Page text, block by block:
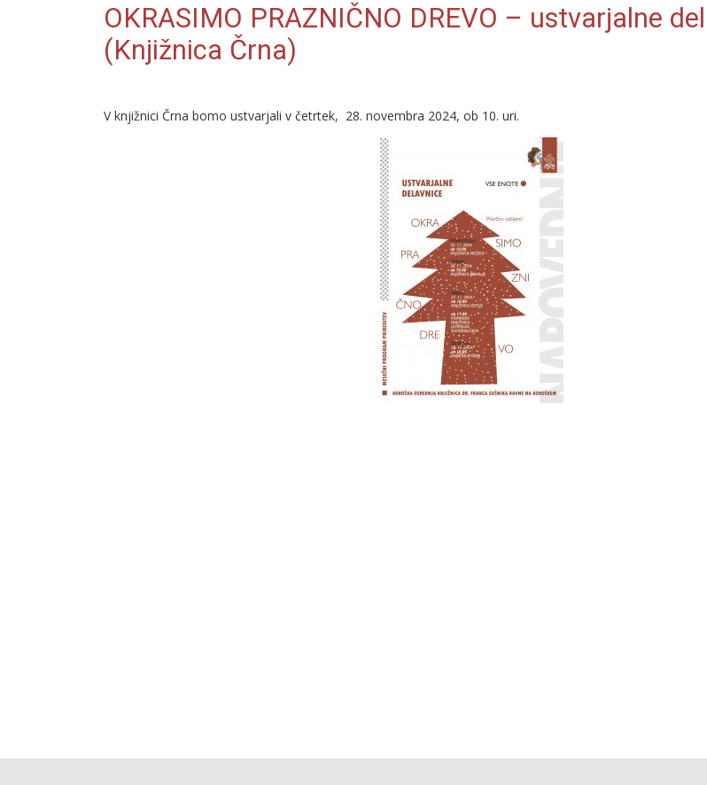
OKRASIMO PRAZNIČNO DREVO – ustvarjalne
(Knjižnica Črna)
V knjižnici Črna bomo ustvarjali v četrtek, 28. novembra 2024, ob 10. uri.